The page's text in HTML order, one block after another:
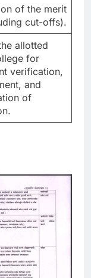
of the merit
cut-offs).
allotted
for
verification,
and
of